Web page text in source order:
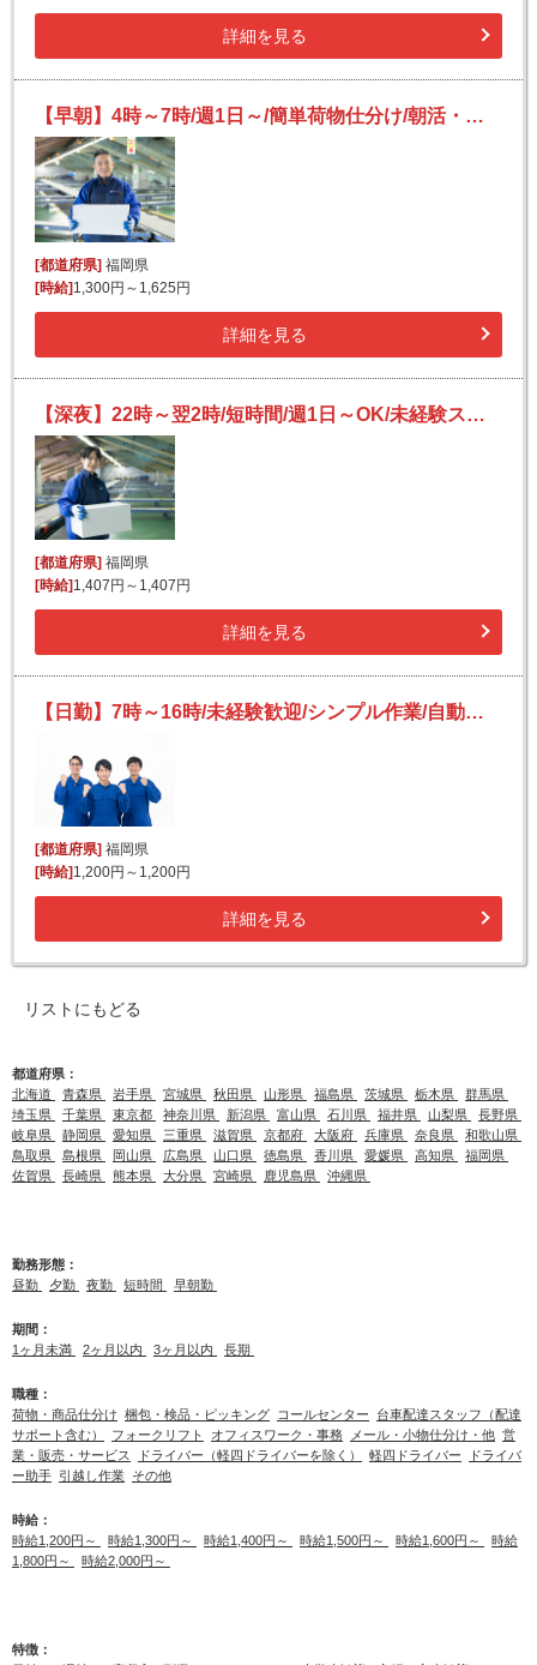
詳細を見る
【早朝】4時～7時/週1日～/簡単荷物仕分け/朝活・短時間/日払い可(規定有)/副業歓迎
[都道府県]福岡県
[時給]1,300円～1,625円
詳細を見る
【深夜】22時～翌2時/短時間/週1日～OK/未経験スタート多数/宅配便の仕分け
[都道府県] 福岡県
[時給] 1,407円～1,407円
詳細を見る
【日勤】7時～16時/未経験歓迎/シンプル作業/自動車部品の入荷業務
[都道府県] 福岡県
[時給] 1,200円～1,200円
詳細を見る
リストにもどる
都道府県：
北海道
青森県 岩手県 宮城県 秋田県 山形県 福島県 茨城県 栃木県
群馬県
埼玉県
千葉県 東京都 神奈川県 新潟県 富山県 石川県 福井県 山梨県
長野県
岐阜県
静岡県 愛知県 三重県 滋賀県 京都府 大阪府 兵庫県 奈良県
和歌山県
鳥取県
島根県 岡山県 広島県 山口県 徳島県 香川県 愛媛県 高知県
福岡県
佐賀県
長崎県 熊本県 大分県 宮崎県 鹿児島県 沖縄県
勤務形態：
昼勤
夕勤 夜勤 短時間 早朝勤
期間：
1ヶ月未満
2ヶ月以内 3ヶ月以内 長期
職種：
荷物・商品仕分け 梱包・検品・ピッキング コールセンター
台車配達スタッフ（配達
サポート含む）
フォークリフト オフィスワーク・事務 メール・小物仕分け・他 営
業・販売・サービス
ドライバー（軽四ドライバーを除く） 軽四ドライバー
ドライバ
ー助手 引越し作業 その他
時給：
時給1,200円～
時給1,300円～ 時給1,400円～ 時給1,500円～ 時給1,600円～
時給
1,800円～
時給2,000円～
特徴：